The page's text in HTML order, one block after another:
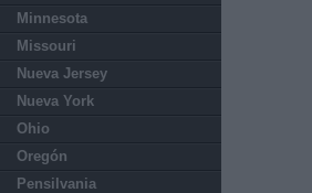
Minnesota
Missouri
Nueva Jersey
Nueva York
Ohio
Oregón
Pensilvania